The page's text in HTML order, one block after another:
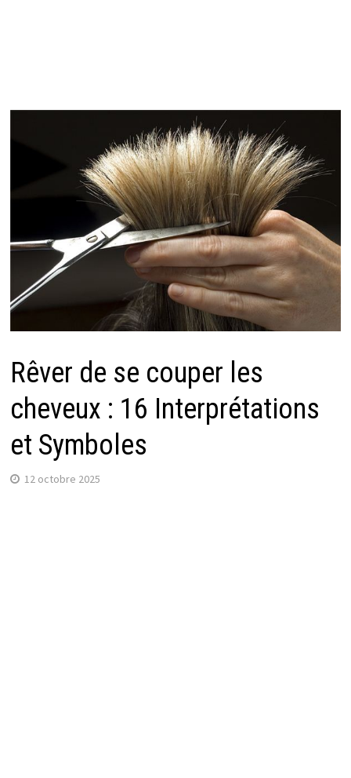
Rêver de se couper les
cheveux : 16 Interprétations
et Symboles
12 octobre 2025